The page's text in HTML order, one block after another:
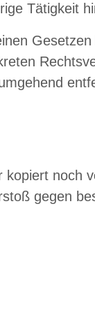
Tätigkeit
Gesetzen
kopiert noch
gegen